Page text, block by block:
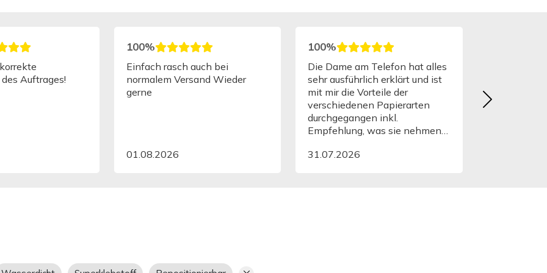
alles
ist
Tolle persönliche Beratung,
damit das Endprodukt auch so
aussieht wie es soll - gerade
Freundliche, schnelle und
kompetente Beratung am
Telefon. Rasche, verlässliche
Sehr rasche und
Abwicklung. Die
Etiketten innerhalb von
Arbeitstagen erhalten.
Qualität ist einwandfrei und die